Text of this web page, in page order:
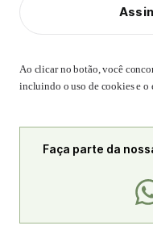
Ao clicar no botão, você
incluindo o uso de cookies e o
Faça parte da